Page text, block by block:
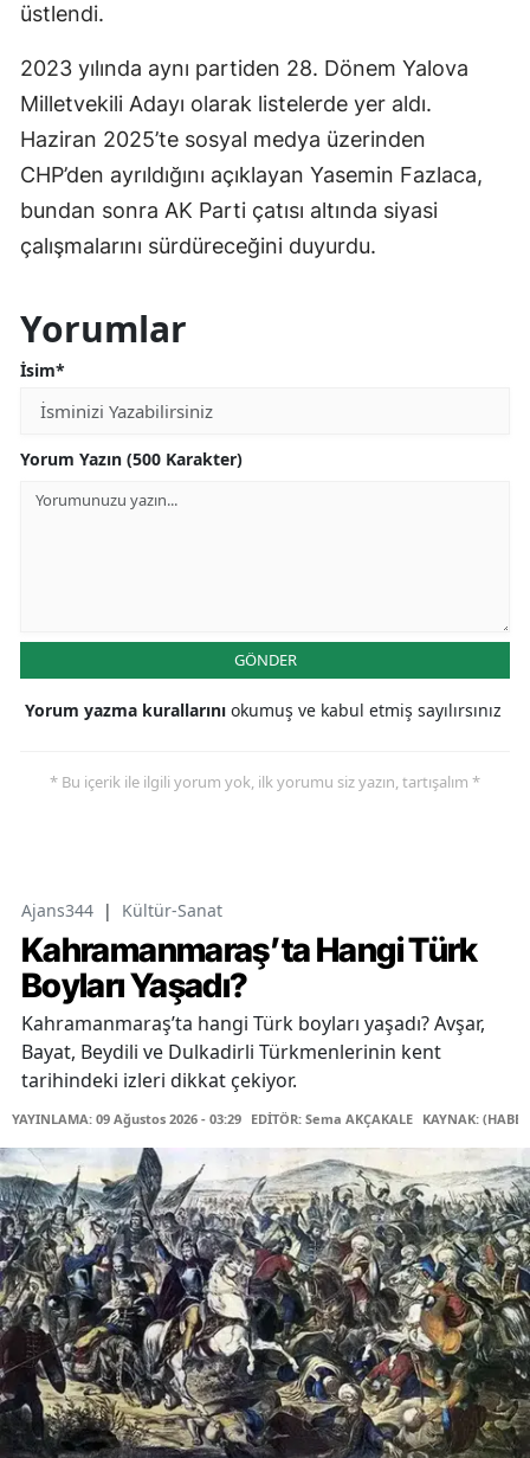
üstlendi.
2023 yılında aynı partiden 28. Dönem Yalova
Milletvekili Adayı olarak listelerde yer aldı.
Haziran 2025’te sosyal medya üzerinden
CHP’den ayrıldığını açıklayan Yasemin Fazlaca,
bundan sonra AK Parti çatısı altında siyasi
çalışmalarını sürdüreceğini duyurdu.
Yorumlar
İsim*
Yorum Yazın (500 Karakter)
GÖNDER
Yorum yazma kurallarını okumuş ve kabul etmiş sayılırsınız
* Bu içerik ile ilgili yorum yok, ilk yorumu siz yazın, tartışalım *
Ajans344 | Kültür-Sanat
Kahramanmaraş’ta Hangi Türk
Boyları Yaşadı?
Kahramanmaraş’ta hangi Türk boyları yaşadı? Avşar,
Bayat, Beydili ve Dulkadirli Türkmenlerinin kent
tarihindeki izleri dikkat çekiyor.
YAYINLAMA: 09 Ağustos 2026 - 03:29 EDİTÖR: Sema AKÇAKALE KAYNAK: